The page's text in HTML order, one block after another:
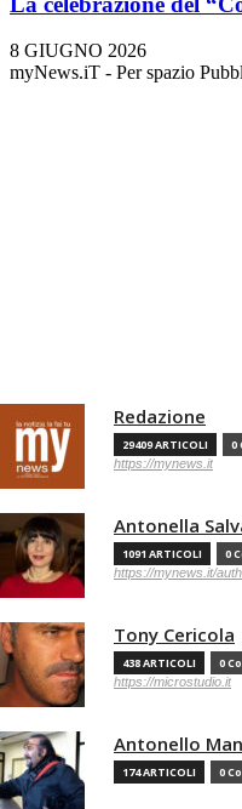
8 GIUGNO 2026
myNews.iT - Per spazio
Redazione
29409 ARTICOLI 0
https://mynews.it
Antonella
1091 ARTICOLI 0
https://mynews.it/
Tony Cericola
438 ARTICOLI 0
https://microstudio.it
Antonello
174 ARTICOLI 0